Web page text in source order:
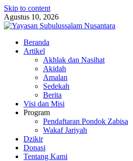
Skip to content
Agustus 10, 2026
Yayasan Subulussalam Nusantara
Yayasan Subulussalam Nusantara –
Tsabit) Temanggung – Tebar Manfaat
Beranda
Artikel
Akhlak dan Nasihat
Akidah
Amalan
Sedekah
Berita
Visi dan Misi
Program
Pendaftaran Pondok Zabisa
Wakaf Jariyah
Dzikir
Donasi
Tentang Kami